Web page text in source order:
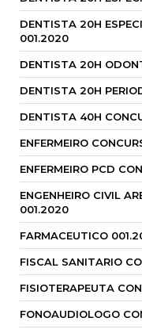
DENTISTA 20H
001.2020
DENTISTA 20H
DENTISTA 20H
DENTISTA 40H
ENFERMEIRO
ENFERMEIRO PCD
ENGENHEIRO CIVIL
001.2020
FARMACEUTICO
FISCAL SANITARIO
FISIOTERAPEUTA
FONOAUDIOLOGO